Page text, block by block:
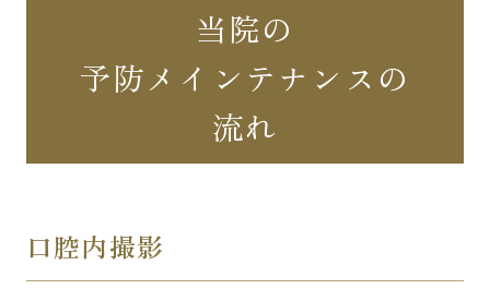
当院の
予防メインテナンスの
流れ
口腔内撮影